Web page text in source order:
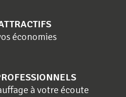
économies
à votre écoute